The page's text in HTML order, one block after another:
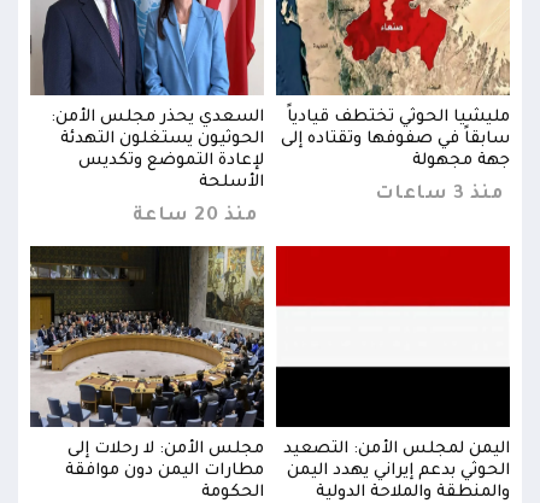
مليشيا الحوثي تختطف قيادياً
سابقاً في صفوفها وتقتاده إلى
جهة مجهولة
منذ 3 ساعات
السعدي يحذر مجلس الأمن:
الحوثيون يستغلون التهدئة
لإعادة التموضع وتكديس
الأسلحة
منذ 20 ساعة
اليمن لمجلس الأمن: التصعيد
الحوثي بدعم إيراني يهدد اليمن
والمنطقة والملاحة الدولية
مجلس الأمن: لا رحلات إلى
مطارات اليمن دون موافقة
الحكومة